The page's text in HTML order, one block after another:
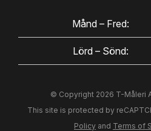
Månd – Fred:
Lörd – Sönd:
© Copyright 2026 T-Måleri
This site is protected by
Policy and Terms of